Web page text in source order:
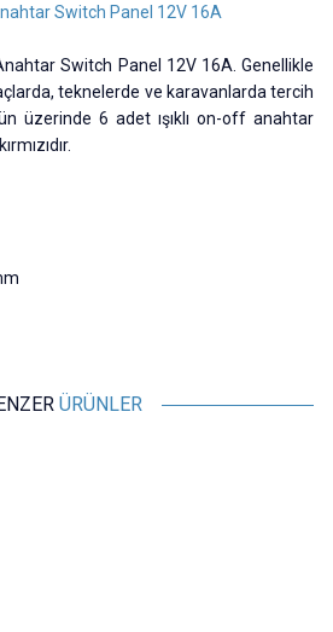
Anahtar Switch Panel 12V 16A
Anahtar Switch Panel 12V 16A. Genellikle
teknelerde ve karavanlarda tercih
üzerinde 6 adet ışıklı on-off anahtar
ÜRÜNLER